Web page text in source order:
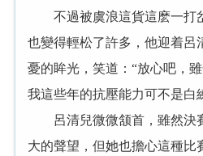
不過被虞浪這貨這麽一打
也變得輕松了許多，他迎着呂
憂的眸光，笑道：“放心吧，
我這些年的抗壓能力可不是白
呂清兒微微颔首，雖然決
大的聲望，但她也擔心這種比